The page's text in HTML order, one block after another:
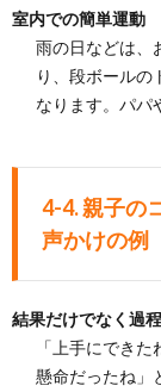
室内での簡単運動
雨の日などは、
り、段ボールの
なります。パパ
4-4. 親子の
声かけの例
結果だけでなく過
「上手にでき
懸命だったね」